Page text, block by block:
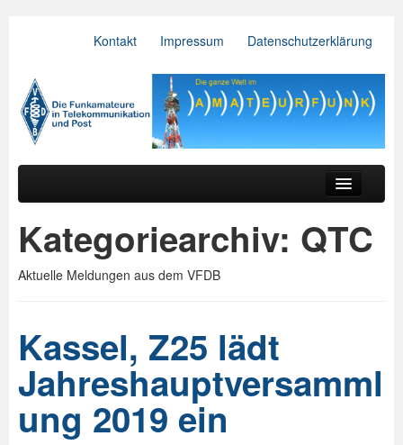
Kontakt Impressum Datenschutzerklärung
VFDB e.V.
Hauptmenü
Der Verein
Referate
Relais
Downloads
Spenden
Kategoriearchiv: QTC
Aktuelle Meldungen aus dem VFDB
Kassel, Z25 lädt
Jahreshauptversamml
ung 2019 ein